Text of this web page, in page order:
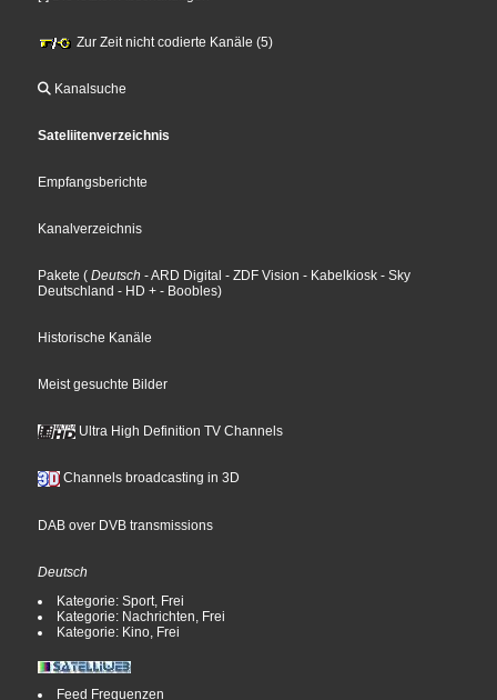
Zur Zeit nicht codierte Kanäle (5)
Kanalsuche
Sateliitenverzeichnis
Empfangsberichte
Kanalverzeichnis
Pakete ( Deutsch - ARD Digital - ZDF Vision - Kabelkiosk - Sky
Deutschland - HD + - Boobles)
Historische Kanäle
Meist gesuchte Bilder
Ultra High Definition TV Channels
Channels broadcasting in 3D
DAB over DVB transmissions
Deutsch
Kategorie: Sport, Frei
Kategorie: Nachrichten, Frei
Kategorie: Kino, Frei
Feed Frequenzen